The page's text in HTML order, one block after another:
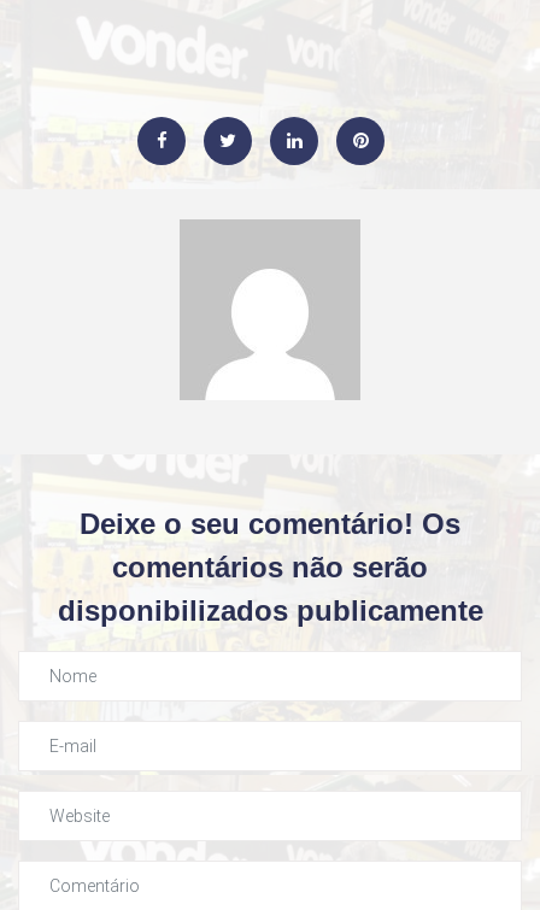
Deixe o seu comentário! Os
comentários não serão
disponibilizados publicamente